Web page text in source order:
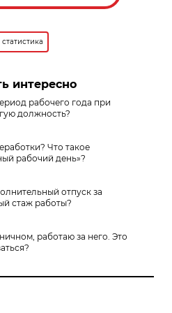
статистика
интересно
рабочего года при
должность?
Что такое
рабочий день»?
отпуск за
стаж работы?
работаю за него. Это